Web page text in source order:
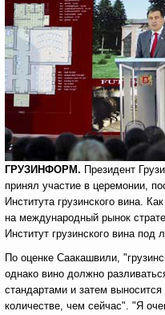
ГРУЗИНФОРМ. Президент
принял участие в церемонии,
Института грузинского вина.
на международный рынок
Институт грузинского вина под
По оценке Саакашвили,
однако вино должно
стандартами и затем
количестве, чем сейчас". "Я